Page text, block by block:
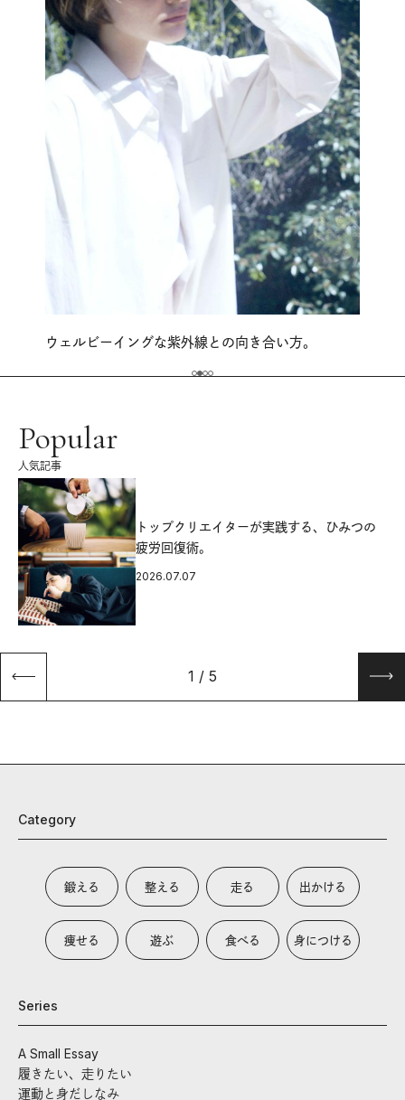
ウェルビーイングな紫外線との向き合い方。
Popular
人気記事
トップクリエイターが実践する、ひみつの
疲労回復術。
2026.07.07
1 / 5
Category
鍛える 整える 走る 出かける
痩せる 遊ぶ 食べる 身につける
Series
A Small Essay
履きたい、走りたい
運動と身だしなみ